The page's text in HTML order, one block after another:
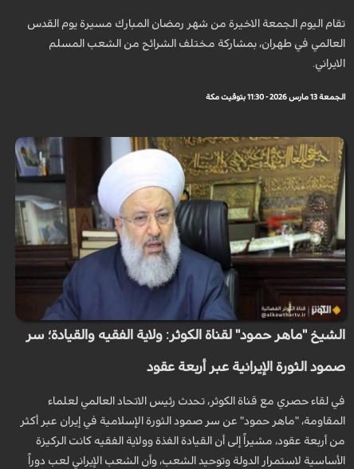
تقام اليوم الجمعة الاخيرة من شهر رمضان المبارك مسيرة يوم القدس
العالمي في طهران، بمشاركة مختلف الشرائح من الشعب المسلم
الايراني.
الجمعة 13 مارس 2026 - 11:30 بتوقيت مكة
الشيخ "ماهر حمود" لقناة الكوثر: ولاية الفقيه والقيادة؛ سر
صمود الثورة الإيرانية عبر أربعة عقود
في لقاء حصري مع قناة الکوثر، تحدث رئيس الاتحاد العالمي لعلماء
المقاومة، "ماهر حمود" عن سر صمود الثورة الإسلامية في إيران عبر أكثر
من أربعة عقود، مشيراً إلى أن القيادة الفذة وولاية الفقيه كانت الركيزة
الأساسية لاستمرار الدولة وتوحيد الشعب، وأن الشعب الإيراني لعب دوراً